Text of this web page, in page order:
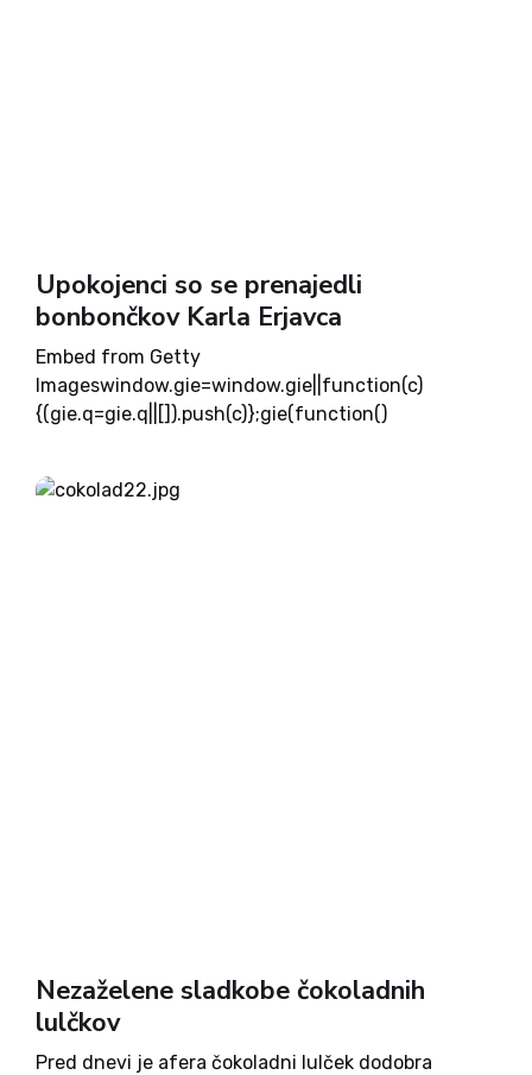
Upokojenci so se prenajedli
bonbončkov Karla Erjavca
Embed from Getty
Imageswindow.gie=window.gie||function(c)
{(gie.q=gie.q||[]).push(c)};gie(function()
ig:zHtVz80aSkkWVdCYF9nxxcdkIH0JbRukCRk_dp
jwEZU=,w:594px,h:396px,items:922025008,captio
Nezaželene sladkobe čokoladnih
lulčkov
Pred dnevi je afera čokoladni lulček dodobra